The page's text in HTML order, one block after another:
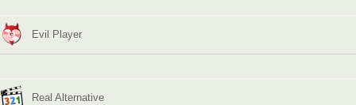
Evil Player
Real Alternative